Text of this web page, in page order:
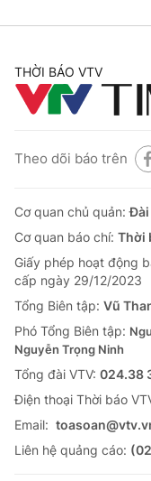
THỜI BÁO VTV
Theo dõi báo trên
Cơ quan chủ quản:Đài
Cơ quan báo chí: Thời
Giấy phép hoạt động
cấp ngày 29/12/2023
Tổng Biên tập: Vũ
Phó Tổng Biên tập:
Nguyễn Trọng Ninh
Tổng đài VTV: 024.38
Ðiện thoại Thời báo
Email:
Liên hệ quảng cáo: